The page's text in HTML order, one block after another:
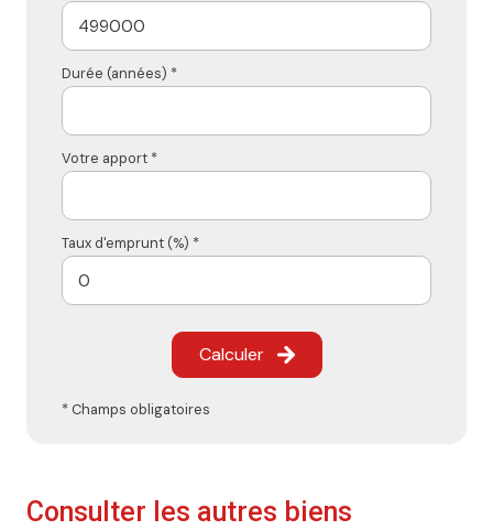
Durée (années) *
Votre apport *
Taux d'emprunt (%) *
Calculer
* Champs obligatoires
Consulter les autres biens